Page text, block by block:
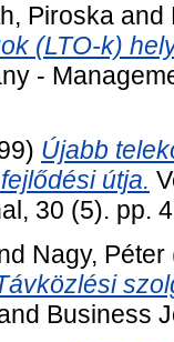
Piroska and
(LTO-k)
-
Újabb
útja.
30 (5). pp.
Nagy, Péter
Business